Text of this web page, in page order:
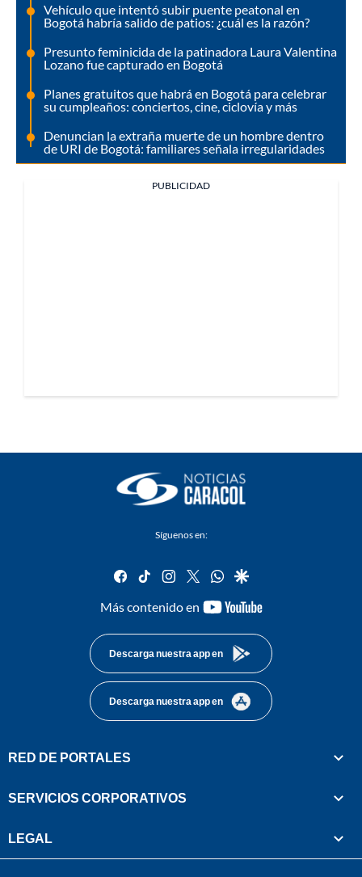
Vehículo que intentó subir puente peatonal en
Bogotá habría salido de patios: ¿cuál es la razón?
Presunto feminicida de la patinadora Laura Valentina
Lozano fue capturado en Bogotá
Planes gratuitos que habrá en Bogotá para celebrar
su cumpleaños: conciertos, cine, ciclovía y más
Denuncian la extraña muerte de un hombre dentro
de URI de Bogotá: familiares señala irregularidades
PUBLICIDAD
Síguenos en:
facebook
tiktok instagram
twitterwhatsapp
google
Más contenido en
youtube-
Descarga nuestra app en
Descarga nuestra app en
RED DE PORTALES
SERVICIOS CORPORATIVOS
LEGAL